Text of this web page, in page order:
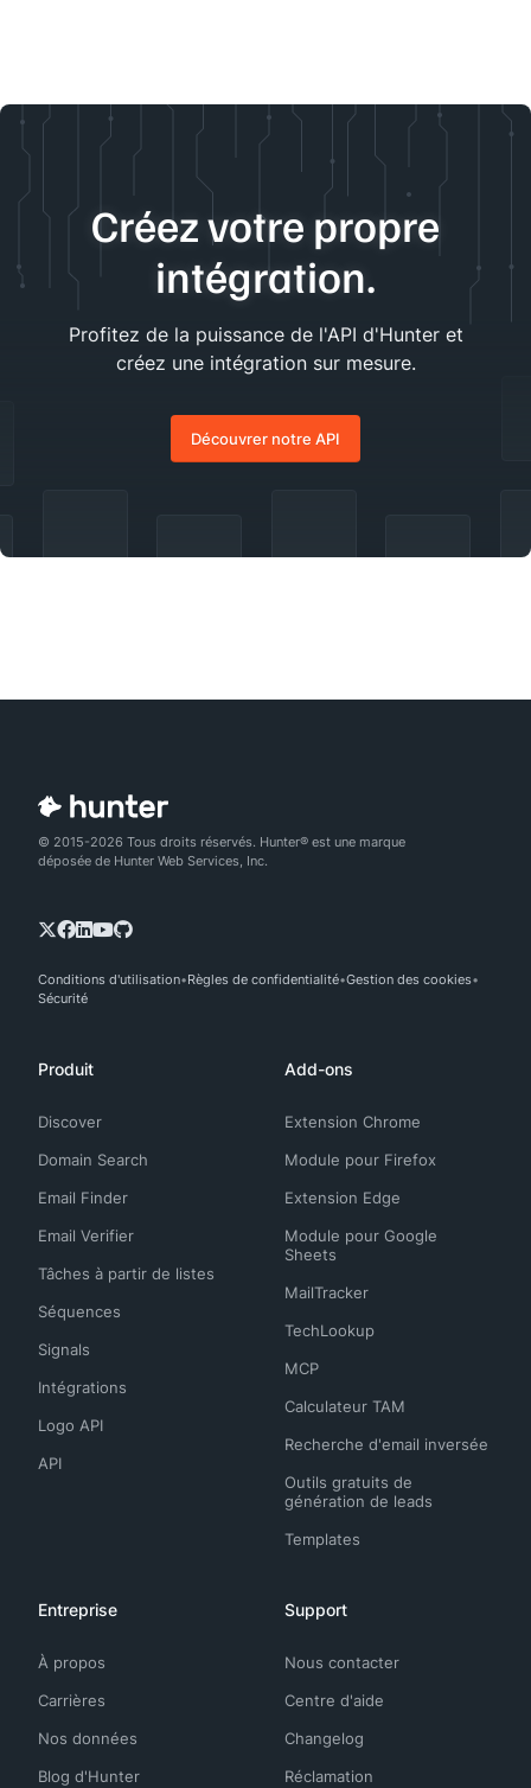
Créez votre propre
intégration.
Profitez de la puissance de l'API d'Hunter et
créez une intégration sur mesure.
Découvrer notre API
© 2015-2026 Tous droits réservés. Hunter® est une marque
déposée de Hunter Web Services, Inc.
Conditions d'utilisation Règles de confidentialité Gestion des cookies
Sécurité
Produit
Discover
Domain Search
Email Finder
Email Verifier
Tâches à partir de listes
Séquences
Signals
Intégrations
Logo API
API
Add-ons
Extension Chrome
Module pour Firefox
Extension Edge
Module pour Google
Sheets
MailTracker
TechLookup
MCP
Calculateur TAM
Recherche d'email inversée
Outils gratuits de
génération de leads
Templates
Entreprise
À propos
Carrières
Nos données
Blog d'Hunter
Support
Nous contacter
Centre d'aide
Changelog
Réclamation